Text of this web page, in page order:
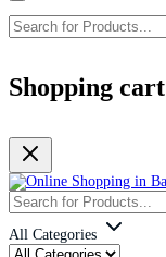
Shopping cart
All Categories